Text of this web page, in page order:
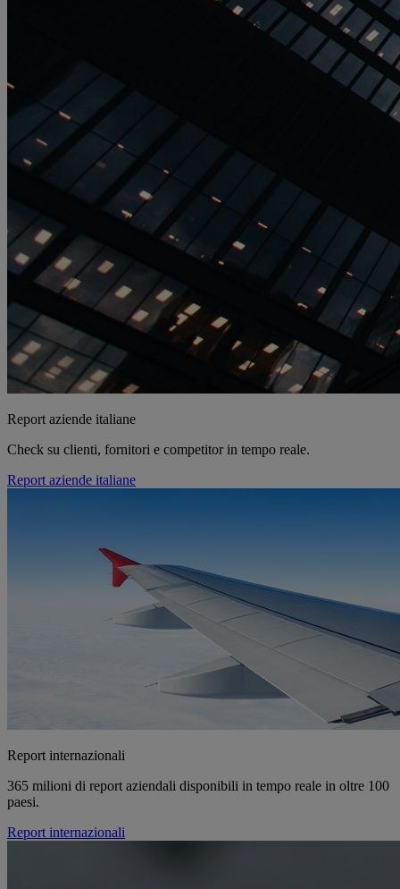
Report aziende italiane
Check su clienti, fornitori e competitor in tempo reale.
Report aziende italiane
Report internazionali
365 milioni di report aziendali disponibili in tempo reale in oltre 100
paesi.
Report internazionali